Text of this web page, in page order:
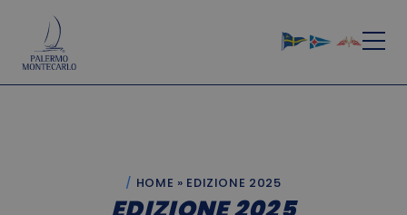
HOME » EDIZIONE 2025